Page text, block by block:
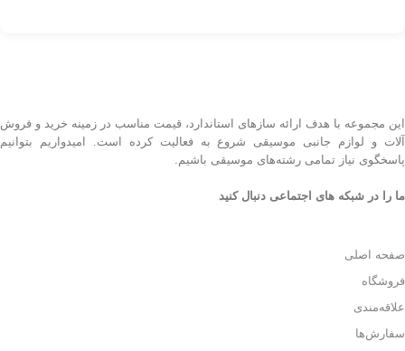
این مجموعه با هدف ارائه سازهای استاندارد، قیمت مناسب در زمینه خرید و فروش
آلات و لوازم جانبی موسیقی شروع به فعالیت کرده است. امیدواریم بتوانیم
پاسخگوی نیاز تمامی رشته‌های موسیقی باشیم.
ما را در شبکه های اجتماعی دنبال کنید
صفحه اصلی
فروشگاه
علاقه‌مندی
سفارش‌ها